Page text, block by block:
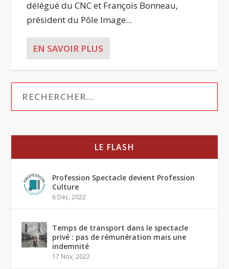
délégué du CNC et François Bonneau,
président du Pôle Image...
EN SAVOIR PLUS
LE FLASH
Profession Spectacle devient Profession
Culture
6 Déc, 2022
Temps de transport dans le spectacle
privé : pas de rémunération mais une
indemnité
17 Nov, 2022